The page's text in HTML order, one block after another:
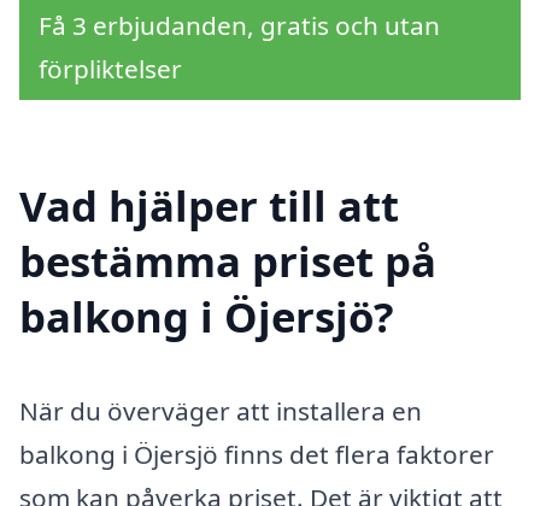
Få 3 erbjudanden, gratis och utan
förpliktelser
Vad hjälper till att
bestämma priset på
balkong i Öjersjö?
När du överväger att installera en
balkong i Öjersjö finns det flera faktorer
som kan påverka priset. Det är viktigt att